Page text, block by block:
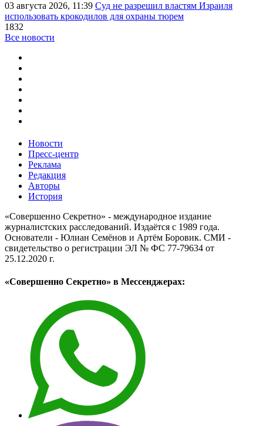
03 августа 2026, 11:39 Суд не разрешил властям Израиля
использовать крокодилов для охраны тюрем
1832
Все новости
Новости
Пресс-центр
Реклама
Редакция
Авторы
История
«Совершенно Секретно» - международное издание
журналистских расследований. Издаётся с 1989 года.
Основатели - Юлиан Семёнов и Артём Боровик. CМИ -
свидетельство о регистрации ЭЛ № ФС 77-79634 от
25.12.2020 г.
«Совершенно Секретно» в Мессенджерах: